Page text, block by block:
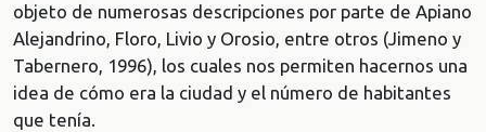
objeto de numerosas descripciones por parte de Apiano
Alejandrino, Floro, Livio y Orosio, entre otros (Jimeno y
Tabernero, 1996), los cuales nos permiten hacernos una
idea de cómo era la ciudad y el número de habitantes
que tenía.